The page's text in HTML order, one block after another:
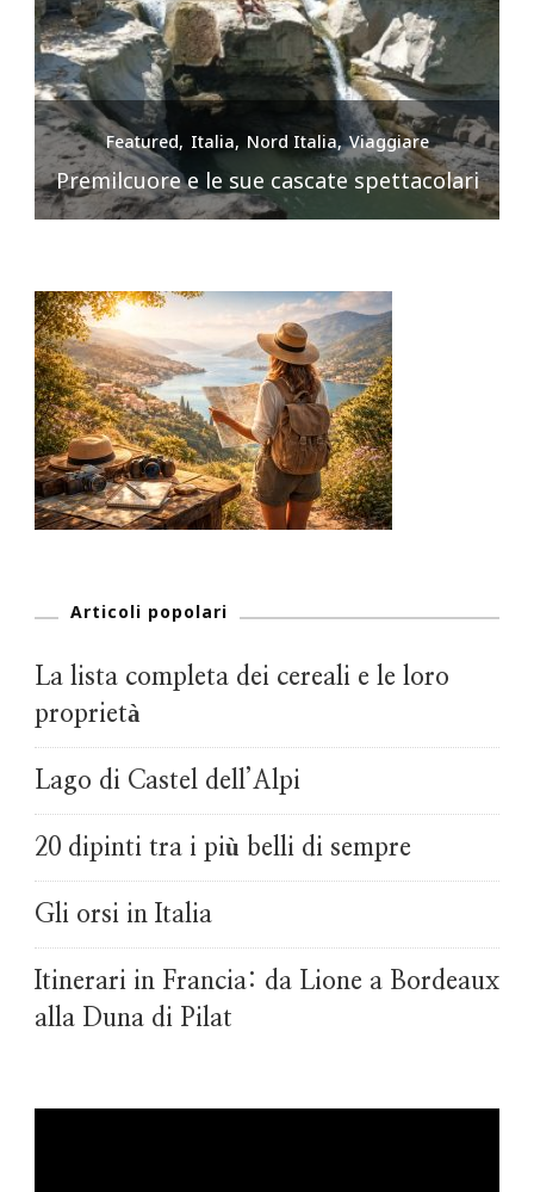
Featured Italia Nord Italia Viaggiare
Premilcuore e le sue cascate spettacolari
Articoli popolari
La lista completa dei cereali e le loro
proprietà
Lago di Castel dell’Alpi
20 dipinti tra i più belli di sempre
Gli orsi in Italia
Itinerari in Francia: da Lione a Bordeaux
alla Duna di Pilat